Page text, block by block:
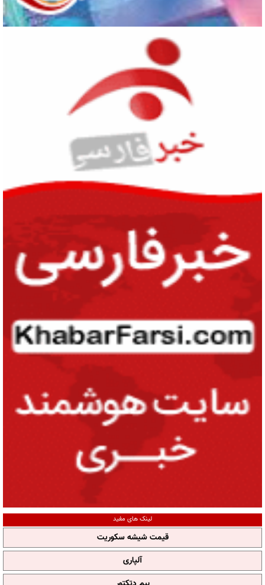
لینک های مفید
قیمت شیشه سکوریت
آلپاری